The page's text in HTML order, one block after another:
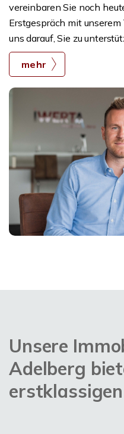
vereinbaren Sie noch
Erstgespräch mit
uns darauf, Sie zu
mehr
Unsere
Adelberg